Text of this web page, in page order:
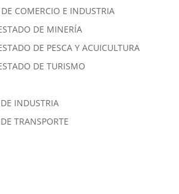
COMERCIO E INDUSTRIA
DE MINERÍA
DE PESCA Y ACUICULTURA
DE TURISMO
INDUSTRIA
TRANSPORTE